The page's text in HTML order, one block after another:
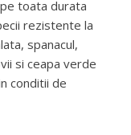
toata durata
rezistente la
spanacul,
si ceapa verde
conditii de